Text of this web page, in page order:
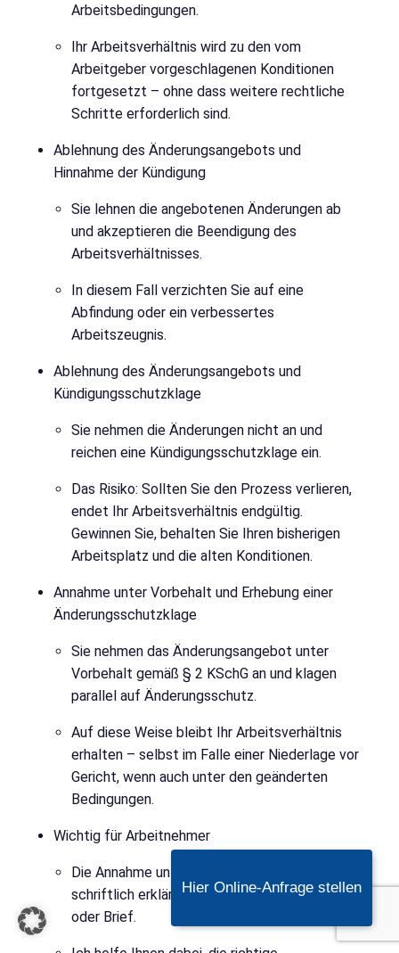
Arbeitsbedingungen.
Ihr Arbeitsverhältnis wird zu den vom
Arbeitgeber vorgeschlagenen Konditionen
fortgesetzt – ohne dass weitere rechtliche
Schritte erforderlich sind.
Ablehnung des Änderungsangebots und
Hinnahme der Kündigung
Sie lehnen die angebotenen Änderungen ab
und akzeptieren die Beendigung des
Arbeitsverhältnisses.
In diesem Fall verzichten Sie auf eine
Abfindung oder ein verbessertes
Arbeitszeugnis.
Ablehnung des Änderungsangebots und
Kündigungsschutzklage
Sie nehmen die Änderungen nicht an und
reichen eine Kündigungsschutzklage ein.
Das Risiko: Sollten Sie den Prozess verlieren,
endet Ihr Arbeitsverhältnis endgültig.
Gewinnen Sie, behalten Sie Ihren bisherigen
Arbeitsplatz und die alten Konditionen.
Annahme unter Vorbehalt und Erhebung einer
Änderungsschutzklage
Sie nehmen das Änderungsangebot unter
Vorbehalt gemäß § 2 KSchG an und klagen
parallel auf Änderungsschutz.
Auf diese Weise bleibt Ihr Arbeitsverhältnis
erhalten – selbst im Falle einer Niederlage vor
Gericht, wenn auch unter den geänderten
Bedingungen.
Wichtig für Arbeitnehmer
Die Annahme unter Vorbehalt sollten Sie
schriftlich erklären, idealerweise per E-Mail
oder Brief.
Hier Online-Anfrage stellen